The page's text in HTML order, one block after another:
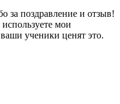
за поздравление и отзыв!
мои
ученики ценят это.